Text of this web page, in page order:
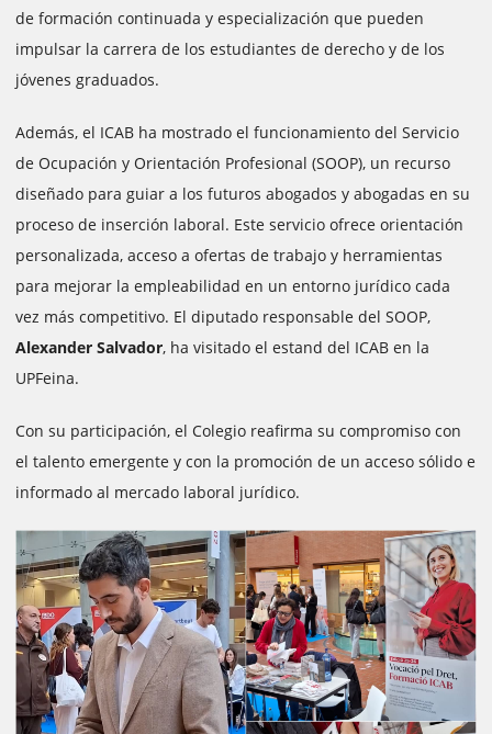
de formación continuada y especialización que pueden
impulsar la carrera de los estudiantes de derecho y de los
jóvenes graduados.
Además, el ICAB ha mostrado el funcionamiento del Servicio
de Ocupación y Orientación Profesional (SOOP), un recurso
diseñado para guiar a los futuros abogados y abogadas en su
proceso de inserción laboral. Este servicio ofrece orientación
personalizada, acceso a ofertas de trabajo y herramientas
para mejorar la empleabilidad en un entorno jurídico cada
vez más competitivo. El diputado responsable del SOOP,
Alexander Salvador, ha visitado el estand del ICAB en la
UPFeina.
Con su participación, el Colegio reafirma su compromiso con
el talento emergente y con la promoción de un acceso sólido e
informado al mercado laboral jurídico.